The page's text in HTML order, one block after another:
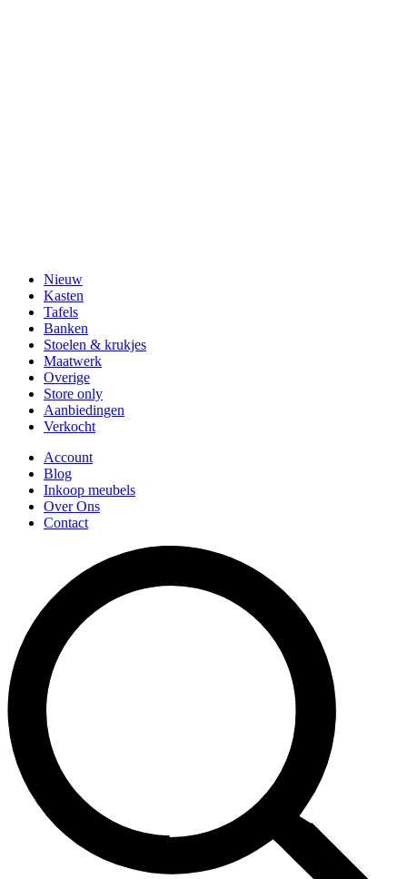
Nieuw
Kasten
Tafels
Banken
Stoelen & krukjes
Maatwerk
Overige
Store only
Aanbiedingen
Verkocht
Account
Blog
Inkoop meubels
Over Ons
Contact